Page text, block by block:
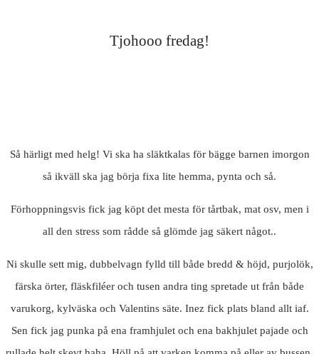
Tjohooo fredag!
Så härligt med helg! Vi ska ha släktkalas för bägge barnen imorgon
så ikväll ska jag börja fixa lite hemma, pynta och så.
Förhoppningsvis fick jag köpt det mesta för tårtbak, mat osv, men i
all den stress som rådde så glömde jag säkert något..
Ni skulle sett mig, dubbelvagn fylld till både bredd & höjd, purjolök,
färska örter, fläskfiléer och tusen andra ting spretade ut från både
varukorg, kylväska och Valentins säte. Inez fick plats bland allt iaf.
Sen fick jag punka på ena framhjulet och ena bakhjulet pajade och